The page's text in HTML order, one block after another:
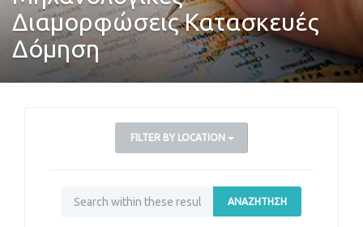
Διαμορφώσεις Κατασκευές
Δόμηση
FILTER BY LOCATION
ΑΝΑΖΉΤΗΣΗ